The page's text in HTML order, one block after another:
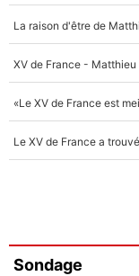
Sondage